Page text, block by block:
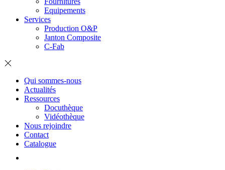
Equipements
Services
Production O&P
Janton Composite
C-Fab
Qui sommes-nous
Actualités
Ressources
Docuthèque
Vidéothèque
Nous rejoindre
Contact
Catalogue